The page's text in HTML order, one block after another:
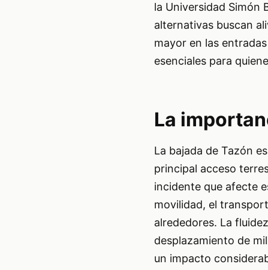
la Universidad Simón
alternativas buscan
mayor en las
esenciales para
La
La bajada de Tazón
principal acceso
incidente que afecte
movilidad, el
alrededores. La
desplazamiento de
un impacto